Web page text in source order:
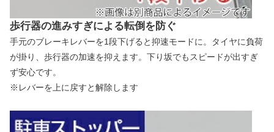
歩行器の進みすぎによる転倒を防ぐ
手元のブレーキレバーを1段下げると抑速モードに。タイヤに負荷
が掛り、歩行器の加速を抑えます。下り坂でもスピードが出すぎ
ず安心です。
※レバーを上に戻すと解除します